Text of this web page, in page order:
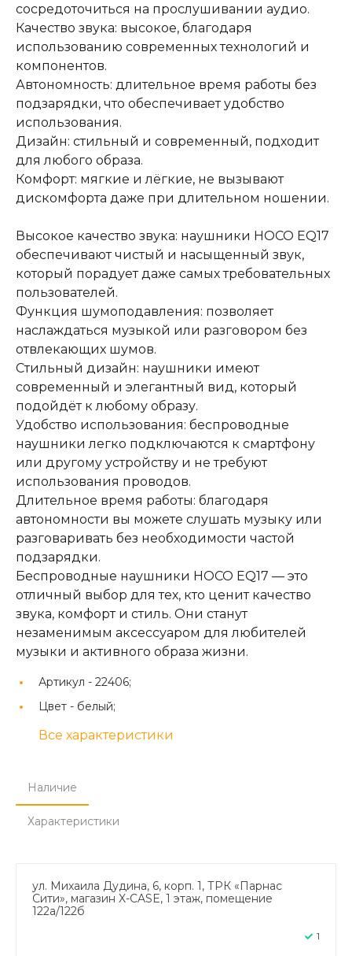
сосредоточиться на прослушивании аудио.
Качество звука: высокое, благодаря
использованию современных технологий и
компонентов.
Автономность: длительное время работы без
подзарядки, что обеспечивает удобство
использования.
Дизайн: стильный и современный, подходит
для любого образа.
Комфорт: мягкие и лёгкие, не вызывают
дискомфорта даже при длительном ношении.
Высокое качество звука: наушники HOCO EQ17
обеспечивают чистый и насыщенный звук,
который порадует даже самых требовательных
пользователей.
Функция шумоподавления: позволяет
наслаждаться музыкой или разговором без
отвлекающих шумов.
Стильный дизайн: наушники имеют
современный и элегантный вид, который
подойдёт к любому образу.
Удобство использования: беспроводные
наушники легко подключаются к смартфону
или другому устройству и не требуют
использования проводов.
Длительное время работы: благодаря
автономности вы можете слушать музыку или
разговаривать без необходимости частой
подзарядки.
Беспроводные наушники HOCO EQ17 — это
отличный выбор для тех, кто ценит качество
звука, комфорт и стиль. Они станут
незаменимым аксессуаром для любителей
музыки и активного образа жизни.
Артикул - 22406;
Цвет - белый;
Все характеристики
Наличие
Характеристики
ул. Михаила Дудина, 6, корп. 1, ТРК «Парнас
Сити», магазин X-CASE, 1 этаж, помещение
122а/122б
1